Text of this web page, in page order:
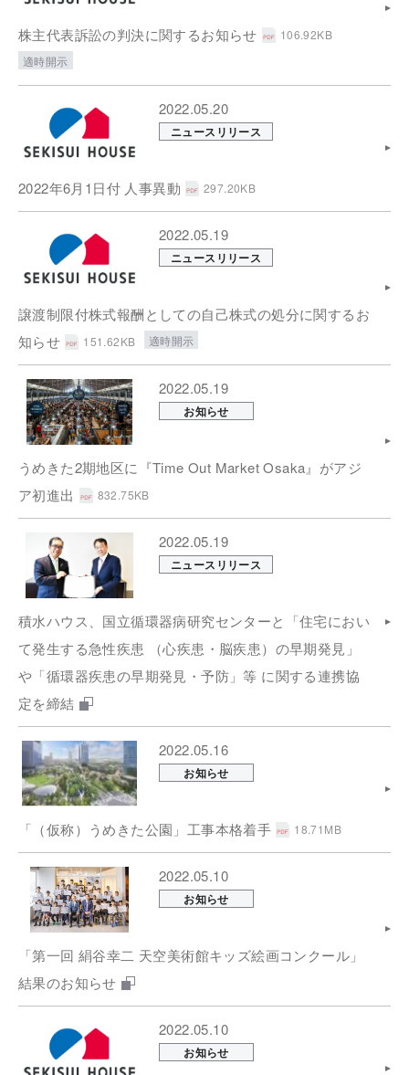
株主代表訴訟の判決に関するお知らせ
106.92KB
適時開示
2022.05.20
ニュースリリース
2022年6月1日付 人事異動 297.20KB
2022.05.19
ニュースリリース
譲渡制限付株式報酬としての自己株式の処分に関するお
知らせ
151.62KB 適時開示
2022.05.19
お知らせ
うめきた2期地区に『Time Out Market Osaka』がアジ
ア初進出
832.75KB
2022.05.19
ニュースリリース
積水ハウス、国立循環器病研究センターと「住宅におい
て発生する急性疾患 （心疾患・脳疾患）の早期発見」
や「循環器疾患の早期発見・予防」等 に関する連携協
定を締結
2022.05.16
お知らせ
「（仮称）うめきた公園」工事本格着手 18.71MB
2022.05.10
お知らせ
「第一回 絹谷幸二 天空美術館キッズ絵画コンクール」
結果のお知らせ
2022.05.10
お知らせ